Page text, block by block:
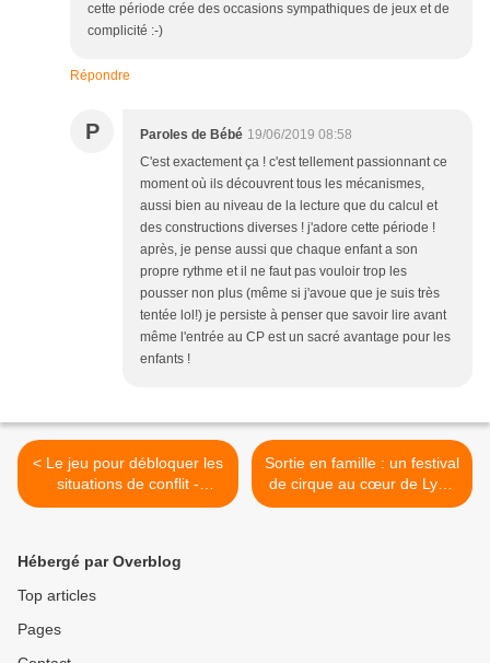
cette période crée des occasions sympathiques de jeux et de
complicité :-)
Répondre
P Paroles de Bébé 19/06/2019 08:58
C'est exactement ça ! c'est tellement passionnant ce
moment où ils découvrent tous les mécanismes,
aussi bien au niveau de la lecture que du calcul et
des constructions diverses ! j'adore cette période !
après, je pense aussi que chaque enfant a son
propre rythme et il ne faut pas vouloir trop les
pousser non plus (même si j'avoue que je suis très
tentée lol!) je persiste à penser que savoir lire avant
même l'entrée au CP est un sacré avantage pour les
enfants !
< Le jeu pour débloquer les
situations de conflit -
Lecture
Sortie en famille : un festival
de cirque au cœur de Lyon
proposant ateliers et
Hébergé par Overblog
Top articles
Pages